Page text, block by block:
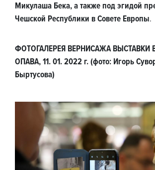
Микулаша Бека, а также под эгидой
Чешской Республики в Совете Европы.
ФОТОГАЛЕРЕЯ ВЕРНИСАЖА ВЫСТАВКИ
ОПАВА, 11. 01. 2022 г. (фото: Игорь
Быртусова)